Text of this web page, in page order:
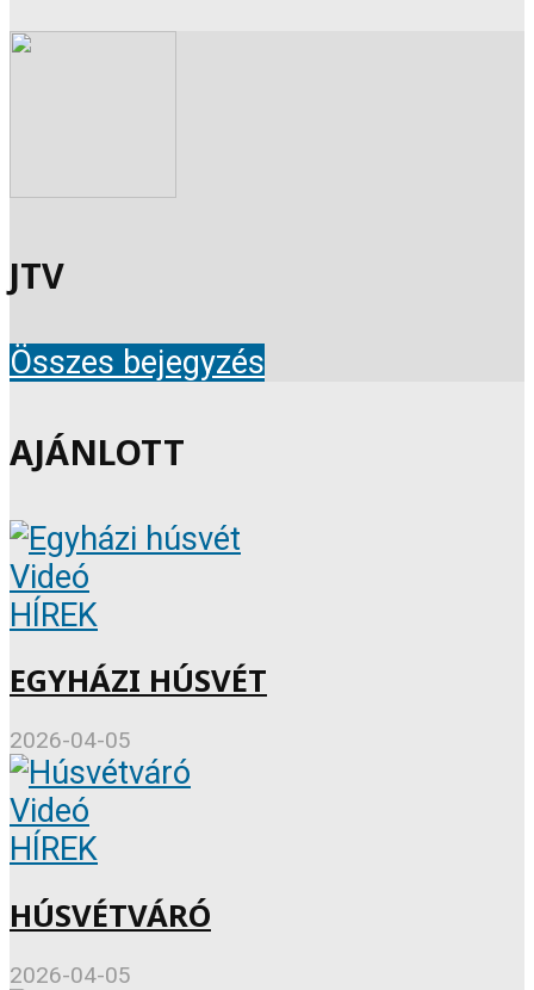
JTV
Összes bejegyzés
AJÁNLOTT
Videó
HÍREK
EGYHÁZI HÚSVÉT
2026-04-05
Videó
HÍREK
HÚSVÉTVÁRÓ
2026-04-05